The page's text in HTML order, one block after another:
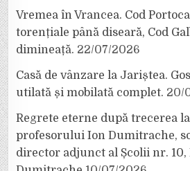
Vremea în Vrancea. Cod
torențiale până diseară, Cod
dimineață. 22/07/2026
Casă de vânzare la Jariștea.
utilată și mobilată complet. 20/
Regrete eterne după trecerea
profesorului Ion Dumitrache,
director adjunct al Școlii nr.